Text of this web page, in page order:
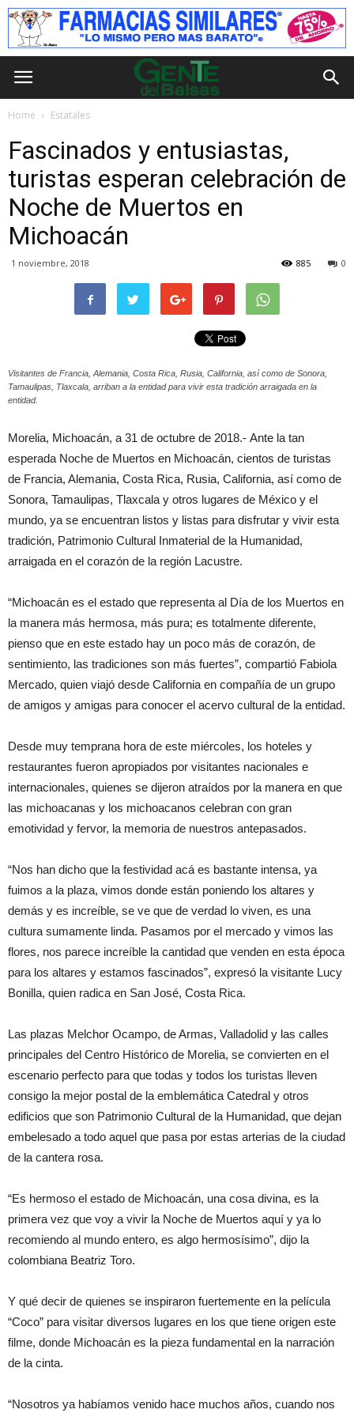
Home Estatales
Fascinados y entusiastas,
turistas esperan celebración de
Noche de Muertos en
Michoacán
1 noviembre, 2018 0
885
Visitantes de Francia, Alemania, Costa Rica, Rusia, California, así como de Sonora,
Tamaulipas, Tlaxcala, arriban a la entidad para vivir esta tradición arraigada en la
entidad.
Morelia, Michoacán, a 31 de octubre de 2018.- Ante la tan
esperada Noche de Muertos en Michoacán, cientos de turistas
de Francia, Alemania, Costa Rica, Rusia, California, así como de
Sonora, Tamaulipas, Tlaxcala y otros lugares de México y el
mundo, ya se encuentran listos y listas para disfrutar y vivir esta
tradición, Patrimonio Cultural Inmaterial de la Humanidad,
arraigada en el corazón de la región Lacustre.
“Michoacán es el estado que representa al Día de los Muertos en
la manera más hermosa, más pura; es totalmente diferente,
pienso que en este estado hay un poco más de corazón, de
sentimiento, las tradiciones son más fuertes”, compartió Fabiola
Mercado, quien viajó desde California en compañía de un grupo
de amigos y amigas para conocer el acervo cultural de la entidad.
Desde muy temprana hora de este miércoles, los hoteles y
restaurantes fueron apropiados por visitantes nacionales e
internacionales, quienes se dijeron atraídos por la manera en que
las michoacanas y los michoacanos celebran con gran
emotividad y fervor, la memoria de nuestros antepasados.
“Nos han dicho que la festividad acá es bastante intensa, ya
fuimos a la plaza, vimos donde están poniendo los altares y
demás y es increíble, se ve que de verdad lo viven, es una
cultura sumamente linda. Pasamos por el mercado y vimos las
flores, nos parece increíble la cantidad que venden en esta época
para los altares y estamos fascinados”, expresó la visitante Lucy
Bonilla, quien radica en San José, Costa Rica.
Las plazas Melchor Ocampo, de Armas, Valladolid y las calles
principales del Centro Histórico de Morelia, se convierten en el
escenario perfecto para que todas y todos los turistas lleven
consigo la mejor postal de la emblemática Catedral y otros
edificios que son Patrimonio Cultural de la Humanidad, que dejan
embelesado a todo aquel que pasa por estas arterias de la ciudad
de la cantera rosa.
“Es hermoso el estado de Michoacán, una cosa divina, es la
primera vez que voy a vivir la Noche de Muertos aquí y ya lo
recomiendo al mundo entero, es algo hermosísimo”, dijo la
colombiana Beatriz Toro.
Y qué decir de quienes se inspiraron fuertemente en la película
“Coco” para visitar diversos lugares en los que tiene origen este
filme, donde Michoacán es la pieza fundamental en la narración
de la cinta.
“Nosotros ya habíamos venido hace muchos años, cuando nos